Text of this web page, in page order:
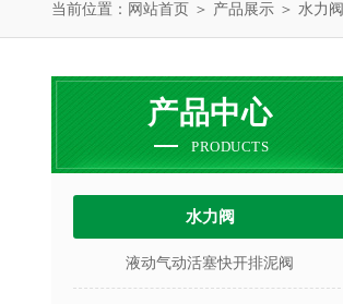
当前位置： 网站首页 ＞ 产品展示 ＞ 水力阀
产品中心
PRODUCTS
水力阀
液动气动活塞快开排泥阀